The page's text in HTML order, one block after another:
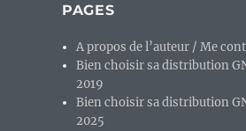
PAGES
A propos de l’auteur / Me
Bien choisir sa distribution
2019
Bien choisir sa distribution
2025